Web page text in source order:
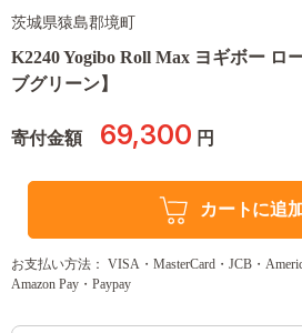
茨城県猿島郡境町
K2240 Yogibo Roll Max ヨギボー ロ
ブグリーン】
寄付金額 69,300 円
カートに追
お支払い方法： VISA・MasterCard・JCB・
Amazon Pay・Paypay